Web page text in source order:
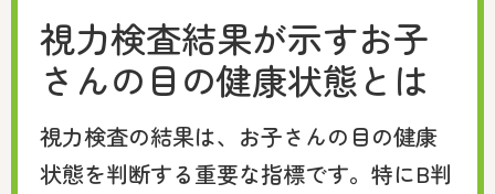
視力検査結果が示すお子
さんの目の健康状態とは
視力検査の結果は、お子さんの目の健康
状態を判断する重要な指標です。特にB判